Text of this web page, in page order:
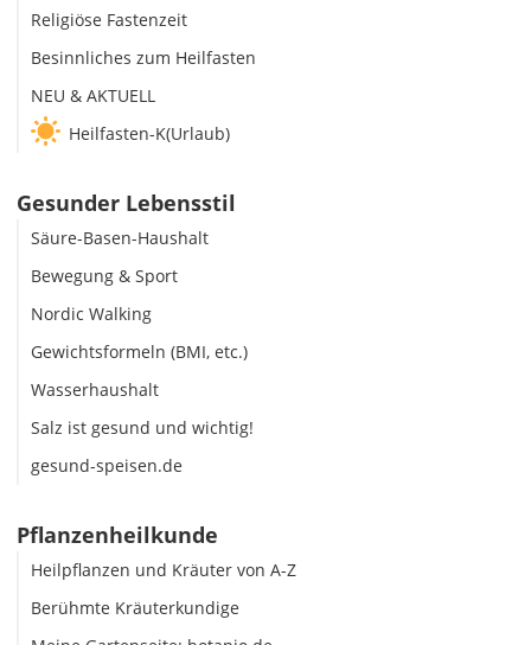
Religiöse Fastenzeit
Besinnliches zum Heilfasten
NEU & AKTUELL
Heilfasten-K(Urlaub)
Gesunder Lebensstil
Säure-Basen-Haushalt
Bewegung & Sport
Nordic Walking
Gewichtsformeln (BMI, etc.)
Wasserhaushalt
Salz ist gesund und wichtig!
gesund-speisen.de
Pflanzenheilkunde
Heilpflanzen und Kräuter von A-Z
Berühmte Kräuterkundige